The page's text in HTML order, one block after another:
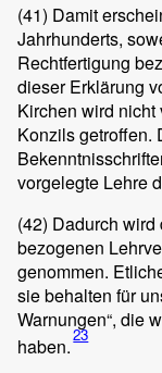
(41) Damit
Jahrhunderts,
Rechtfertigung
dieser Erklärung
Kirchen wird
Konzils getroffen.
vorgelegte Lehre
(42) Dadurch wird
bezogenen
genommen.
sie behalten für
Warnungen“, die
haben.23